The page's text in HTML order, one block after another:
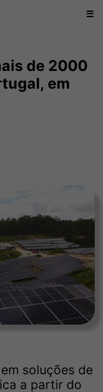
☰
de 2000
em
soluções de
a partir do